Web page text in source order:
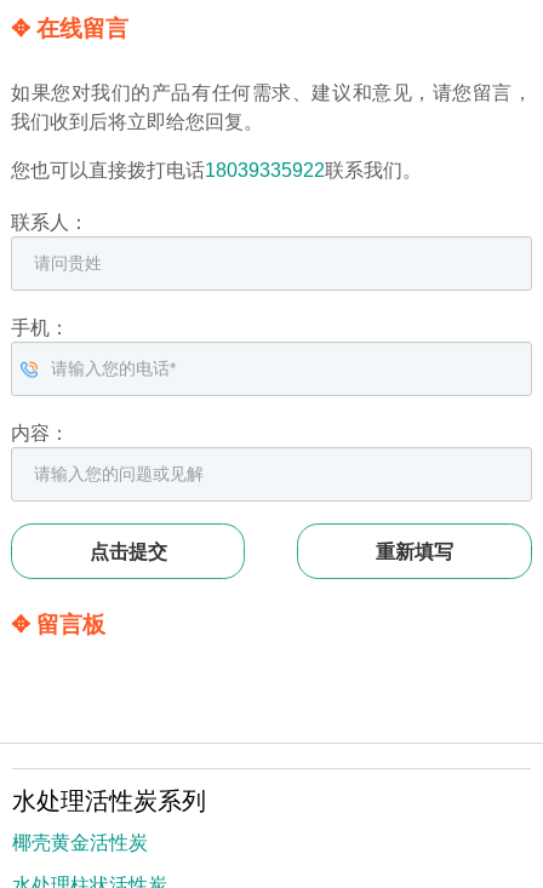
✥ 在线留言
如果您对我们的产品有任何需求、建议和意见，请您留言，
我们收到后将立即给您回复。
您也可以直接拨打电话18039335922联系我们。
联系人：
手机：
内容：
✥ 留言板
水处理活性炭系列
椰壳黄金活性炭